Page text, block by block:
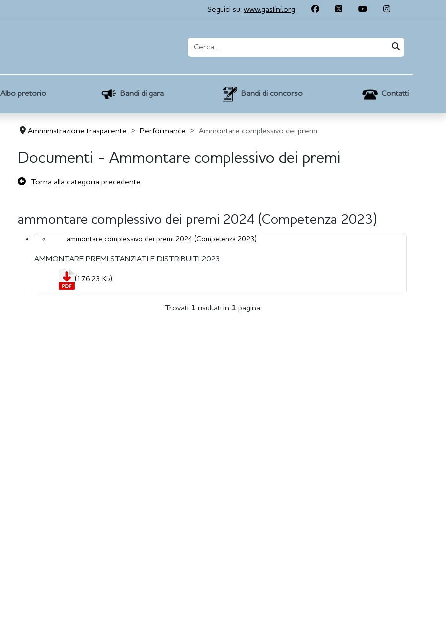
Seguici su: www.gaslini.org
Albo pretorio Bandi di gara Bandi di concorso Contatti
Amministrazione trasparente Performance Ammontare complessivo dei premi
Documenti - Ammontare complessivo dei premi
Torna alla categoria precedente
ammontare complessivo dei premi 2024 (Competenza 2023)
ammontare complessivo dei premi 2024 (Competenza 2023)
AMMONTARE PREMI STANZIATI E DISTRIBUITI 2023
(176.23 Kb)
Trovati 1 risultati in 1 pagina